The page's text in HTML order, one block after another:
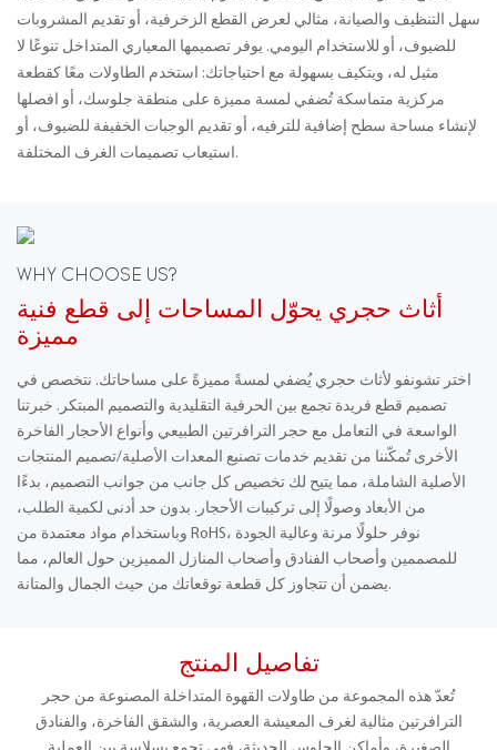
سهل التنظيف والصيانة، مثالي لعرض القطع الزخرفية، أو تقديم المشروبات
للضيوف، أو للاستخدام اليومي. يوفر تصميمها المعياري المتداخل تنوعًا لا
مثيل له، ويتكيف بسهولة مع احتياجاتك: استخدم الطاولات معًا كقطعة
مركزية متماسكة تُضفي لمسة مميزة على منطقة جلوسك، أو افصلها
لإنشاء مساحة سطح إضافية للترفيه، أو تقديم الوجبات الخفيفة للضيوف، أو
استيعاب تصميمات الغرف المختلفة.
WHY CHOOSE US?
أثاث حجري يحوّل المساحات إلى قطع فنية
مميزة
اختر تشونفو لأثاث حجري يُضفي لمسةً مميزةً على مساحاتك. نتخصص في
تصميم قطع فريدة تجمع بين الحرفية التقليدية والتصميم المبتكر. خبرتنا
الواسعة في التعامل مع حجر الترافرتين الطبيعي وأنواع الأحجار الفاخرة
الأخرى تُمكّننا من تقديم خدمات تصنيع المعدات الأصلية/تصميم المنتجات
الأصلية الشاملة، مما يتيح لك تخصيص كل جانب من جوانب التصميم، بدءًا
من الأبعاد وصولًا إلى تركيبات الأحجار. بدون حد أدنى لكمية الطلب،
وباستخدام مواد معتمدة من RoHS، نوفر حلولًا مرنة وعالية الجودة
للمصممين وأصحاب الفنادق وأصحاب المنازل المميزين حول العالم، مما
يضمن أن تتجاوز كل قطعة توقعاتك من حيث الجمال والمتانة.
تفاصيل المنتج
تُعدّ هذه المجموعة من طاولات القهوة المتداخلة المصنوعة من حجر
الترافرتين مثالية لغرف المعيشة العصرية، والشقق الفاخرة، والفنادق